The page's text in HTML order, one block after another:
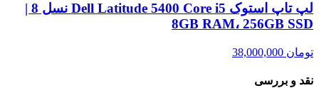
لپ تاپ استوک Dell Latitude 5400 Core i5 نسل 8 |
8GB RAM، 256GB SSD
تومان
نقد و بررسی